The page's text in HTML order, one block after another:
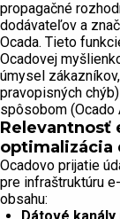
propagačné
dodávateľov a
Ocada. Tieto
Ocadovej
úmysel
pravopisných
spôsobom (Ocado
Relevantnosť
optimalizácia
Ocadovo prijatie
pre infraštruktúru
obsahu: